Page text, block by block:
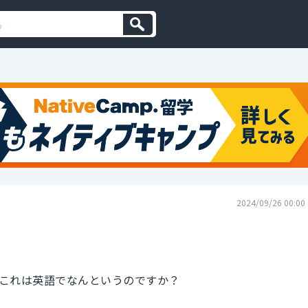
2024/09/26 00:00
れは英語でなんというのですか？